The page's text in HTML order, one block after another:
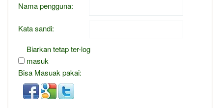
Nama pengguna:
Kata sandi:
Biarkan tetap ter-log
masuk
Bisa Masuak pakai: